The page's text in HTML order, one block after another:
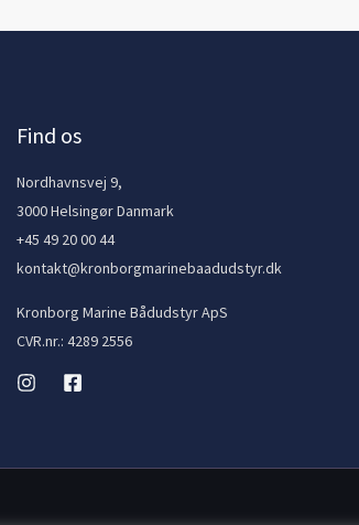
Find os
Nordhavnsvej 9,
3000 Helsingør Danmark
+45 49 20 00 44
kontakt@kronborgmarinebaadudstyr.dk
Kronborg Marine Bådudstyr ApS
CVR.nr.: 4289 2556